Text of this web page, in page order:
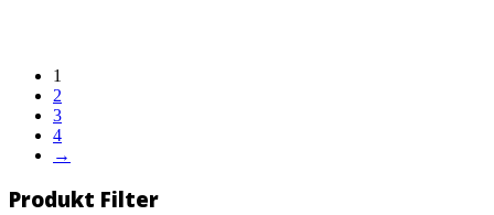
1
2
3
4
→
Produkt Filter